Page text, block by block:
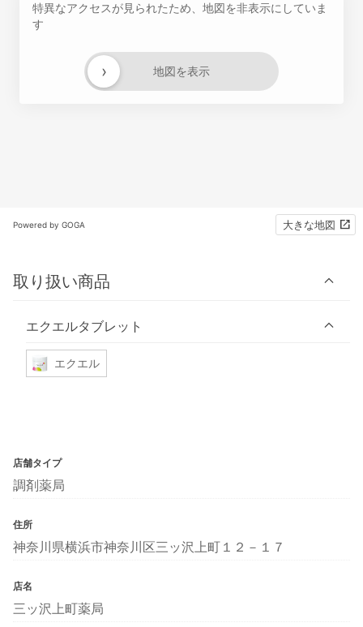
特異なアクセスが見られたため、地図を非表示にしていま
す
地図を表示
›
Powered by GOGA 大きな地図
取り扱い商品
エクエルタブレット
エクエル
店舗タイプ
調剤薬局
住所
神奈川県横浜市神奈川区三ッ沢上町１２－１７
店名
三ッ沢上町薬局